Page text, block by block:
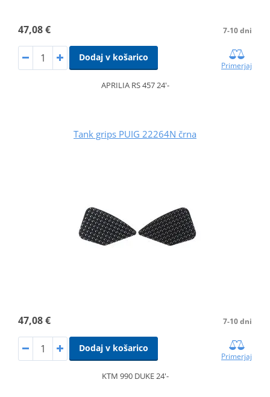
47,08 € 7-10 dni
Dodaj v košarico
Primerjaj
APRILIA RS 457 24'-
Tank grips PUIG 22264N črna
47,08 € 7-10 dni
Dodaj v košarico
Primerjaj
KTM 990 DUKE 24'-